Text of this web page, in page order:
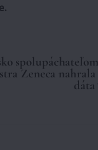
spolupáchateľom
Zeneca
dáta